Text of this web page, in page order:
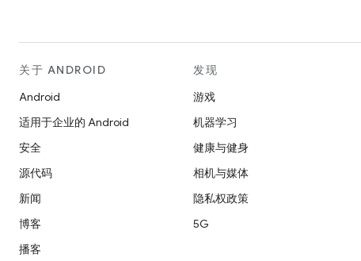
关于 ANDROID
Android
适用于企业的 Android
安全
源代码
新闻
博客
播客
发现
游戏
机器学习
健康与健身
相机与媒体
隐私权政策
5G